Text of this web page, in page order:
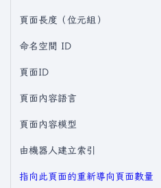
頁面長度（位元組）
命名空間 ID
頁面ID
頁面內容語言
頁面內容模型
由機器人建立索引
指向此頁面的重新導向頁面數量